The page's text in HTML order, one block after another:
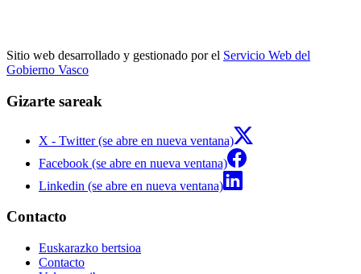
Sitio web desarrollado y gestionado por el Servicio Web del
Gobierno Vasco
Gizarte sareak
X - Twitter (se abre en nueva ventana)
Facebook (se abre en nueva ventana)
Linkedin (se abre en nueva ventana)
Contacto
Euskarazko bertsioa
Contacto